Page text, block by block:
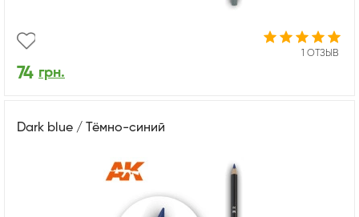
1 ОТЗЫВ
74 грн.
Dark blue / Тёмно-синий